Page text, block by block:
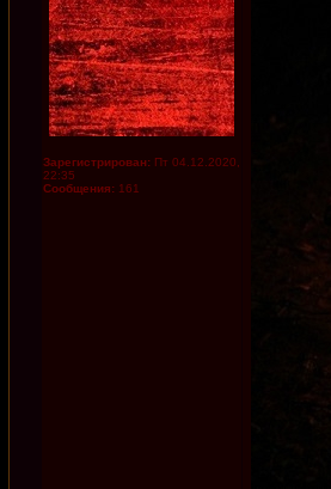
Зарегистрирован: Пт 04.12.2020,
22:35
Сообщения: 161